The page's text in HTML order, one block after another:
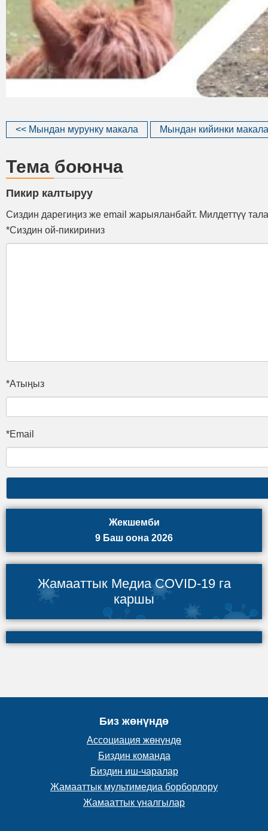
<< Мындан мурунку макала Мындан кийинки
Тема боюнча
Пикир калтыруу
Сиздин дарегиңиз же email жарыяланбайт. Милдеттүү
*Сиздин ой-пикириниз
*Атыңыз
*Email
Жекшемби
9 Баш оона 2026
Жамааттык Медиа COVID-19 га
каршы
Биз жөнүндө
Ассоциация жөнүндө
Биздин команда
Биздин иш-чаралар
Жамааттык мультимедиа борборлору
Жамааттык үналгылар